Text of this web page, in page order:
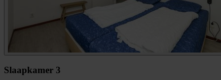
Slaapkamer 3